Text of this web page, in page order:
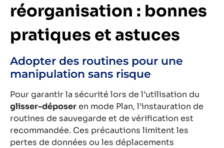
réorganisation : bonnes
pratiques et astuces
Adopter des routines pour une
manipulation sans risque
Pour garantir la sécurité lors de l’utilisation du
glisser-déposeren mode Plan, l’instauration de
routines de sauvegarde et de vérification est
recommandée. Ces précautions limitent les
pertes de données ou les déplacements